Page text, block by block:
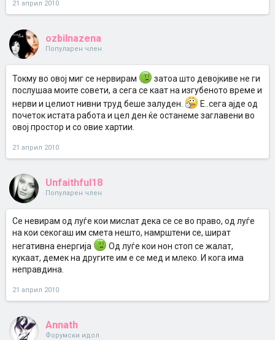
21 април 2010
ozbilnazena
Популарен член
Токму во овој миг се нервирам
затоа што девојкиве не ги
послушаа моите совети, а сега се каат на изгубеното време и
нерви и целиот нивни труд беше залуден.
Е..сега ајде од
почеток истата работа и цел ден ќе останеме заглавени во
овој простор и со овие хартии.
21 април 2010
Unfaithful18
Популарен член
Се невирам од луѓе кои мислат дека се се во право, од луѓе
на кои секогаш им смета нешто, намрштени се, шират
негативна енергија
Од луѓе кои нон стоп се жалат,
кукаат, демек на другите им е се мед и млеко. И кога има
неправдина.
21 април 2010
Annath
Форумски идол